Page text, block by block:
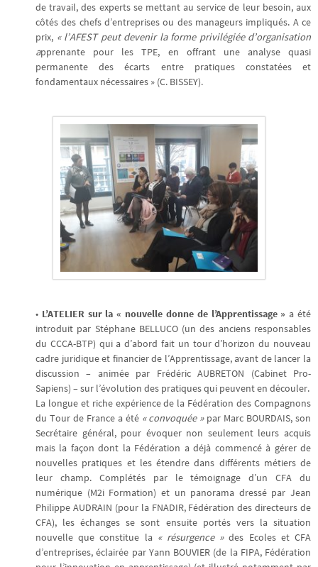
de travail, des experts se mettant au service de leur besoin, aux
côtés des chefs d’entreprises ou des manageurs impliqués. A ce
prix, « l’AFEST peut devenir la forme privilégiée d’organisation
apprenante pour les TPE, en offrant une analyse quasi
permanente des écarts entre pratiques constatées et
fondamentaux nécessaires » (C. BISSEY).
• L’ATELIER sur la « nouvelle donne de l’Apprentissage » a été
introduit par Stéphane BELLUCO (un des anciens responsables
du CCCA-BTP) qui a d’abord fait un tour d’horizon du nouveau
cadre juridique et financier de l’Apprentissage, avant de lancer la
discussion – animée par Frédéric AUBRETON (Cabinet Pro-
Sapiens) – sur l’évolution des pratiques qui peuvent en découler.
La longue et riche expérience de la Fédération des Compagnons
du Tour de France a été « convoquée »par Marc BOURDAIS, son
Secrétaire général, pour évoquer non seulement leurs acquis
mais la façon dont la Fédération a déjà commencé à gérer de
nouvelles pratiques et les étendre dans différents métiers de
leur champ. Complétés par le témoignage d’un CFA du
numérique (M2i Formation) et un panorama dressé par Jean
Philippe AUDRAIN (pour la FNADIR, Fédération des directeurs de
CFA), les échanges se sont ensuite portés vers la situation
nouvelle que constitue la « résurgence »des Ecoles et CFA
d’entreprises, éclairée par Yann BOUVIER (de la FIPA, Fédération